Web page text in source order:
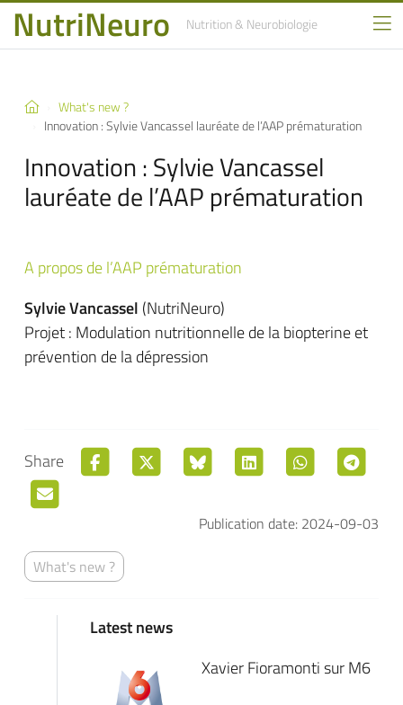
NutriNeuro Nutrition& Neurobiologie
What's new ?
Innovation : Sylvie Vancassel lauréate de l’AAP prématuration
Innovation : Sylvie Vancassel
lauréate de l’AAP prématuration
A propos de l’AAP prématuration
Sylvie Vancassel (NutriNeuro)
Projet : Modulation nutritionnelle de la biopterine et
prévention de la dépression
Share
Publication date: 2024-09-03
What's new ?
Latest news
Xavier Fioramonti sur M6